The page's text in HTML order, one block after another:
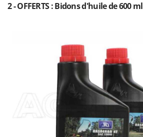
Zomax
2 - OFFERTS : Bidons d'huile de 600 ml